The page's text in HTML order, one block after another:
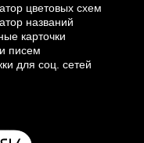
цветовых схем
названий
карточки
писем
для соц. сетей